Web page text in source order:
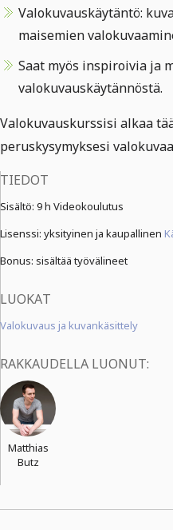
Valokuvauskäytäntö:
maisemien
Saat myös inspiroivia ja
valokuvauskäytännöstä.
Valokuvauskurssisi alkaa
peruskysymyksesi
TIEDOT
Sisältö: 9 h Videokoulutus
Lisenssi: yksityinen ja kaupallinen
Bonus: sisältää työvälineet
LUOKAT
Valokuvaus ja kuvankäsittely
RAKKAUDELLA LUONUT:
Matthias
Butz